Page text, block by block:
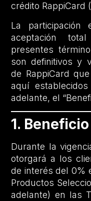
crédito RappiCard
La participación
aceptación
presentes
son definitivos y
de RappiCard
aquí
adelante, el
1. Beneficio
Durante la
otorgará a los
de interés del 0%
Productos
adelante) en las